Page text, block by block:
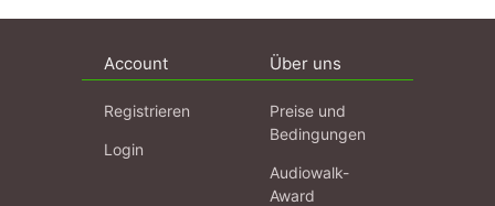
Account
Registrieren
Login
Über uns
Preise und
Bedingungen
Audiowalk-
Award